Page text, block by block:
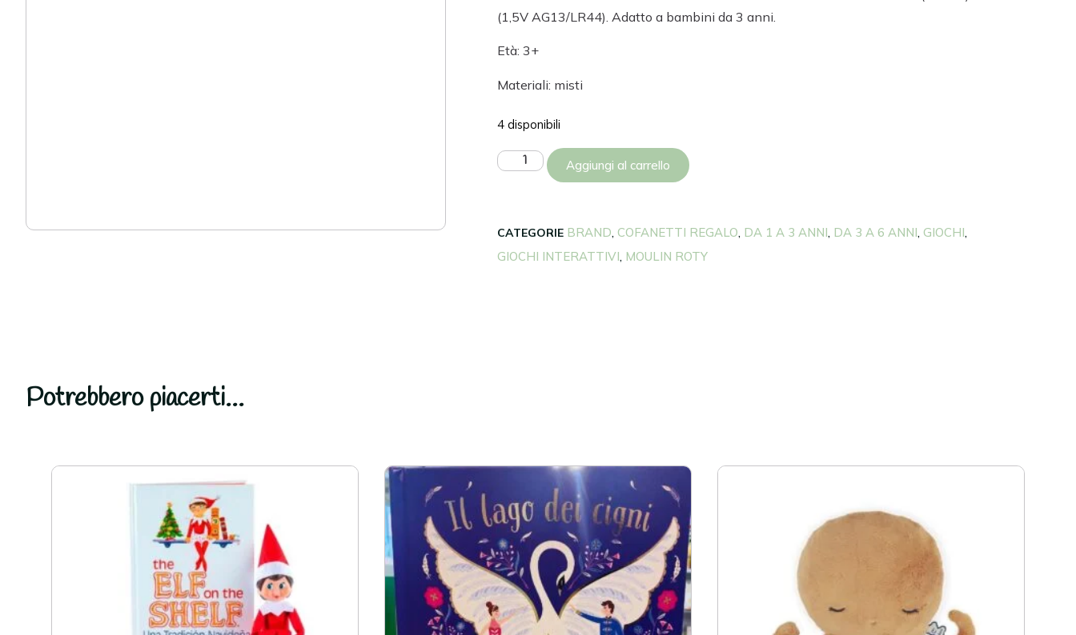
(1,5V AG13/LR44). Adatto a bambini da 3 anni.
Età: 3+
Materiali: misti
4 disponibili
Aggiungi al carrello
CATEGORIE BRAND COFANETTI REGALO DA 1 A 3 ANNI DA 3 A 6 ANNI GIOCHI
GIOCHI INTERATTIVI MOULIN ROTY
Potrebbero piacerti...